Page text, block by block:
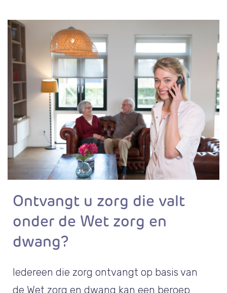
Ontvangt u zorg die valt
onder de Wet zorg en
dwang?
Iedereen die zorg ontvangt op basis van
de Wet zorg en dwang kan een beroep